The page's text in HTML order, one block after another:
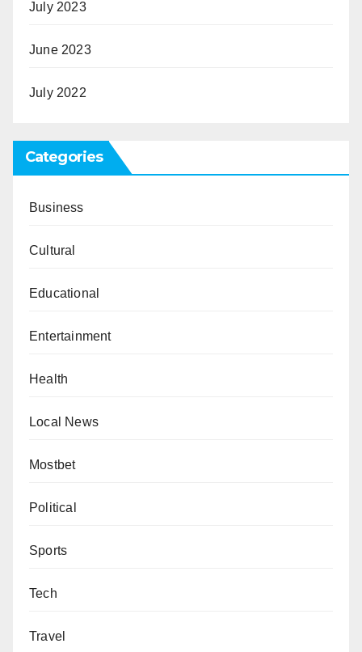
July 2023
June 2023
July 2022
Categories
Business
Cultural
Educational
Entertainment
Health
Local News
Mostbet
Political
Sports
Tech
Travel